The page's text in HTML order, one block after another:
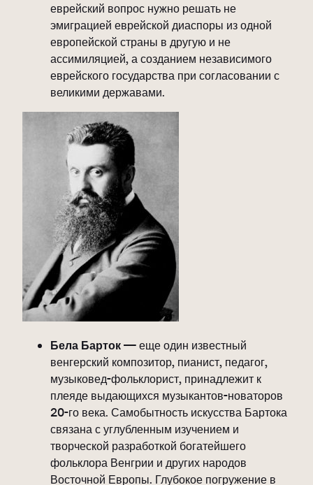
еврейский вопрос нужно решать не
эмиграцией еврейской диаспоры из одной
европейской страны в другую и не
ассимиляцией, а созданием независимого
еврейского государства при согласовании с
великими державами.
Бела Барток— еще один известный
венгерский композитор, пианист, педагог,
музыковед-фольклорист, принадлежит к
плеяде выдающихся музыкантов-новаторов
20-го века. Самобытность искусства Бартока
связана с углубленным изучением и
творческой разработкой богатейшего
фольклора Венгрии и других народов
Восточной Европы. Глубокое погружение в